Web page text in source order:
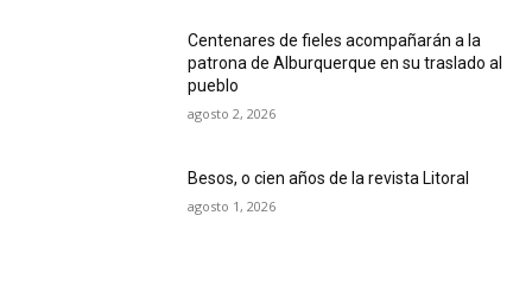
Centenares de fieles acompañarán a la
patrona de Alburquerque en su traslado al
pueblo
agosto 2, 2026
Besos, o cien años de la revista Litoral
agosto 1, 2026